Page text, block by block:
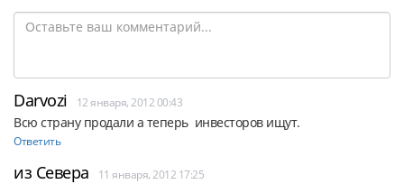
Darvozi 12 января, 2012 00:43
Всю страну продали а теперь  инвесторов ищут.
Ответить
из Севера 11 января, 2012 17:25